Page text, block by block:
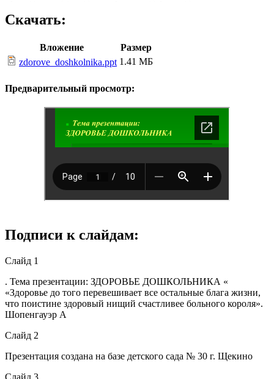
Скачать:
Вложение
Размер
zdorove_doshkolnika.ppt 1.41 МБ
Предварительный просмотр:
Подписи к слайдам:
Слайд 1
. Тема презентации: ЗДОРОВЬЕ ДОШКОЛЬНИКА «
«Здоровье до того перевешивает все остальные блага жизни,
что поистине здоровый нищий счастливее больного короля».
Шопенгауэр А
Слайд 2
Презентация создана на базе детского сада № 30 г. Щекино
Слайд 3